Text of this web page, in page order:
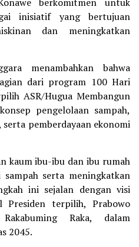
inisiatif yang bertujuan
dan meningkatkan
menambahkan bahwa
dari program 100 Hari
ASR/Hugua Membangun
pengelolaan sampah,
pemberdayaan ekonomi
kaum ibu-ibu dan ibu rumah
serta meningkatkan
ini sejalan dengan visi
Presiden terpilih, Prabowo
Raka, dalam
2045.